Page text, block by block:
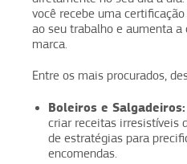
você recebe uma
ao seu trabalho e aumenta
marca.
Entre os mais procurados,
Boleiros e Salgadeiros:
criar receitas irresistíveis
de estratégias para
encomendas.